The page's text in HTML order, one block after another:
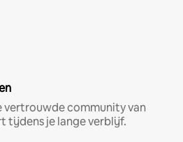
vertrouwde community van
tijdens je lange verblijf.